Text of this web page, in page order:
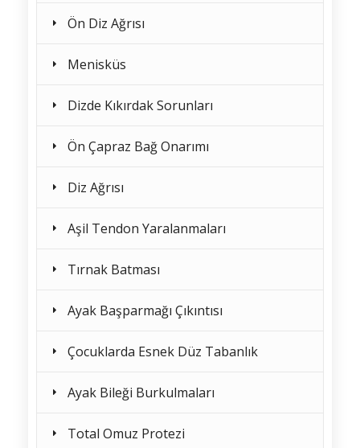
Ön Diz Ağrısı
Menisküs
Dizde Kıkırdak Sorunları
Ön Çapraz Bağ Onarımı
Diz Ağrısı
Aşil Tendon Yaralanmaları
Tırnak Batması
Ayak Başparmağı Çıkıntısı
Çocuklarda Esnek Düz Tabanlık
Ayak Bileği Burkulmaları
Total Omuz Protezi